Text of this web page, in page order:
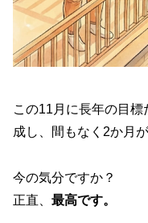
この11月に長年の目
成し、間もなく2か月
今の気分ですか？
正直、 最高です。